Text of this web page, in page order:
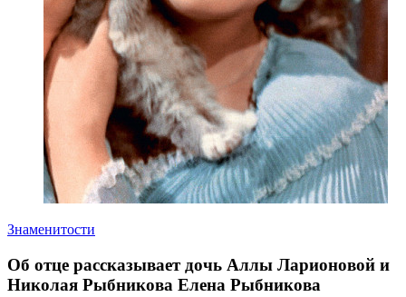
Знаменитости
Об отце рассказывает дочь Аллы Ларионовой и
Николая Рыбникова Елена Рыбникова